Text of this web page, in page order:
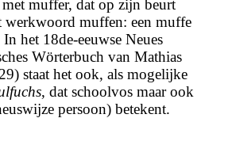
met muffer, dat op zijn beurt
werkwoord muffen: een muffe
het 18de-eeuwse Neues
Wörterbuch van Mathias
staat het ook, als mogelijke
, dat schoolvos maar ook
persoon) betekent.